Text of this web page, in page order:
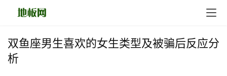
双鱼座男生喜欢的女生类型及被骗后反应分
析